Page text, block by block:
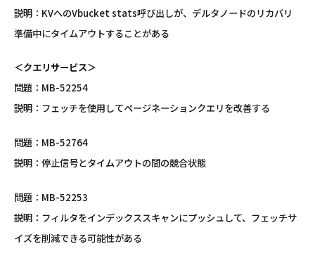
説明：KVへのVbucket stats呼び出しが、デルタノードのリカバリ
準備中にタイムアウトすることがある
＜クエリサービス＞
問題：MB-52254
説明：フェッチを使用してページネーションクエリを改善する
問題：MB-52764
説明：停止信号とタイムアウトの間の競合状態
問題：MB-52253
説明：フィルタをインデックススキャンにプッシュして、フェッチサ
イズを削減できる可能性がある